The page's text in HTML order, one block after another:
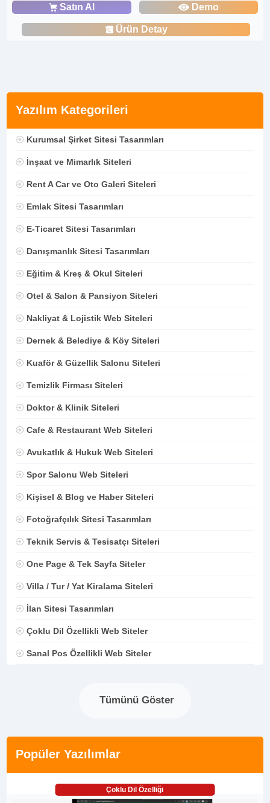
Yazılım Kategorileri
Kurumsal Şirket Sitesi Tasarımları
İnşaat ve Mimarlık Siteleri
Rent A Car ve Oto Galeri Siteleri
Emlak Sitesi Tasarımları
E-Ticaret Sitesi Tasarımları
Danışmanlık Sitesi Tasarımları
Eğitim & Kreş & Okul Siteleri
Otel & Salon & Pansiyon Siteleri
Nakliyat & Lojistik Web Siteleri
Dernek & Belediye & Köy Siteleri
Kuaför & Güzellik Salonu Siteleri
Temizlik Firması Siteleri
Doktor & Klinik Siteleri
Cafe & Restaurant Web Siteleri
Avukatlık & Hukuk Web Siteleri
Spor Salonu Web Siteleri
Kişisel & Blog ve Haber Siteleri
Fotoğrafçılık Sitesi Tasarımları
Teknik Servis & Tesisatçı Siteleri
One Page & Tek Sayfa Siteler
Villa / Tur / Yat Kiralama Siteleri
İlan Sitesi Tasarımları
Çoklu Dil Özellikli Web Siteler
Sanal Pos Özellikli Web Siteler
Tümünü Göster
Popüler Yazılımlar
Çoklu Dil Özelliği
Satın Al Demo
Ürün Detay